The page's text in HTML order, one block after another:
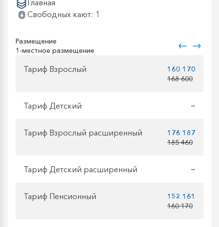
Главная
Свободных кают: 1
Размещение
1-местное размещение
Тариф Взрослый
160 170
168 600
Тариф Детский —
Тариф Взрослый расширенный
176 187
185 460
Тариф Детский расширенный —
Тариф Пенсионный
152 161
160 170